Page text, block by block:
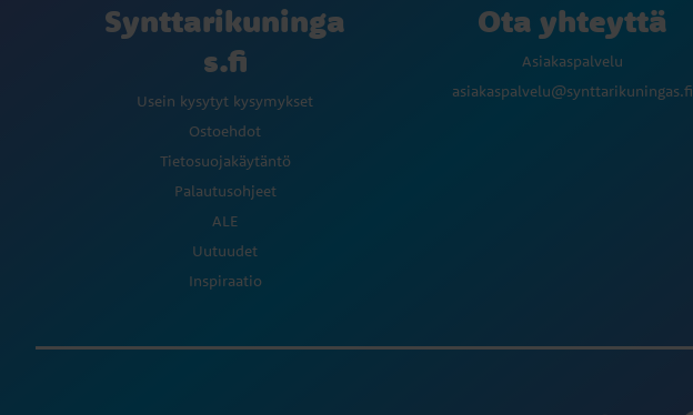
Synttarikuninga
s.fi
Usein kysytyt kysymykset
Ostoehdot
Tietosuojakäytäntö
Palautusohjeet
ALE
Uutuudet
Inspiraatio
Ota yhteyttä
Asiakaspalvelu
asiakaspalvelu@synttarikuningas.fi